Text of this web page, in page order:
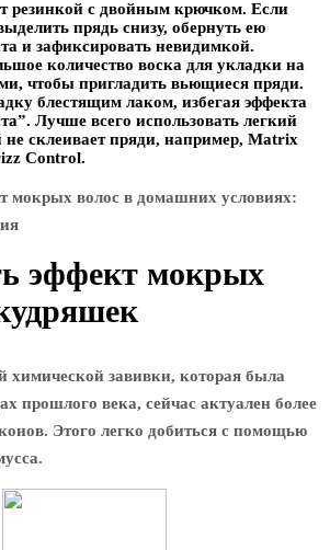
резинкой с двойным крючком. Если
прядь снизу, обернуть ею
и зафиксировать невидимкой.
количество воска для укладки на
чтобы пригладить вьющиеся пряди.
блестящим лаком, избегая эффекта
Лучше всего использовать легкий
не склеивает пряди, например, Matrix
Control.
эффект мокрых
химической завивки, которая была
прошлого века, сейчас актуален более
Этого легко добиться с помощью